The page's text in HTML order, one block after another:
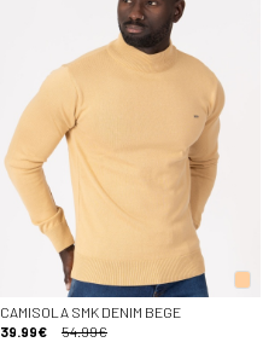
CAMISOLA SMK DENIM BEGE
39.99€
54.99€